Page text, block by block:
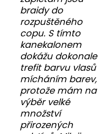
braidy do
rozpuštěného
copu. S tímto
kanekalonem
dokážu dokonale
trefit barvu vlasů
mícháním barev,
protože mám na
výběr velké
množství
přirozených